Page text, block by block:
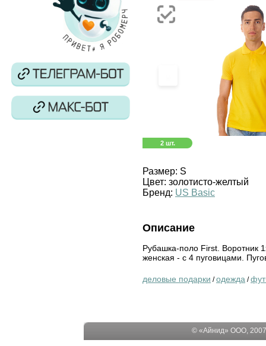
2 шт.
Размер: S
Цвет: золотисто-желтый
Бренд: US Basic
Описание
Рубашка-поло First. Воротник
женская - с 4 пуговицами.
деловые подарки /одежда /
© «Айнид» ООО,